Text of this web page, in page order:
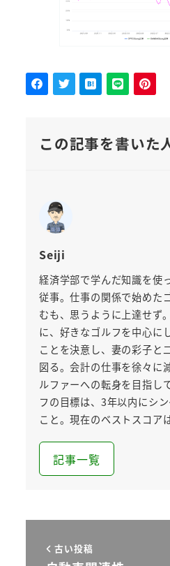
この記事を書いた
Seiji
経済学部で学んだ知識を使
従事。仕事の関係で始めた
むも、思うように上達せず
に、好きなゴルフを中心に
ことを決意し、妻の彩子と
図る。会計の仕事を徐々に
ルファーへの転身を目指し
フの目標は、3年以内にシ
こと。現在のベストスコア
記事一覧
古い投稿